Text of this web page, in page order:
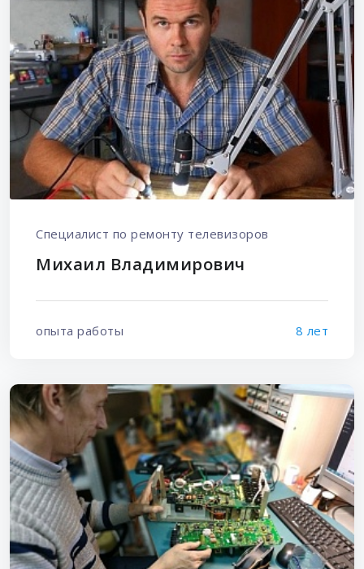
Специалист по ремонту телевизоров
Михаил Владимирович
опыта работы 8 лет